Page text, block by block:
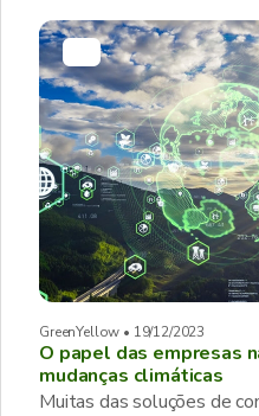
GreenYellow • 19/12/2023
O papel das empresas
mudanças climáticas
Muitas das soluções de